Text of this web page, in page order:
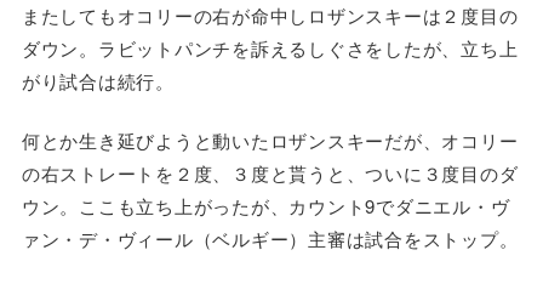
またしてもオコリーの右が命中しロザンスキーは２度目の
ダウン。ラビットパンチを訴えるしぐさをしたが、立ち上
がり試合は続行。
何とか生き延びようと動いたロザンスキーだが、オコリー
の右ストレートを２度、３度と貰うと、ついに３度目のダ
ウン。ここも立ち上がったが、カウント9でダニエル・ヴ
ァン・デ・ヴィール（ベルギー）主審は試合をストップ。